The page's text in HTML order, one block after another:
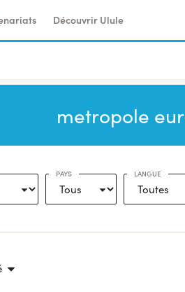
Découvrir Ulule
PAYS LANGUE